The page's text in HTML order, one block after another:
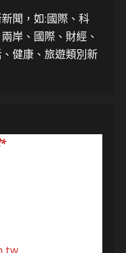
聞 ，如:國際、科
岸、國際、財經、
健康、旅遊類別新